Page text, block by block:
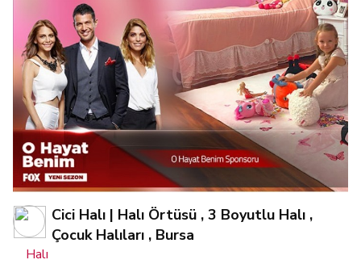
Cici Halı | Halı Örtüsü , 3 Boyutlu Halı ,
Çocuk Halıları , Bursa
Halı